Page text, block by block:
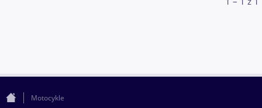
Motocykle